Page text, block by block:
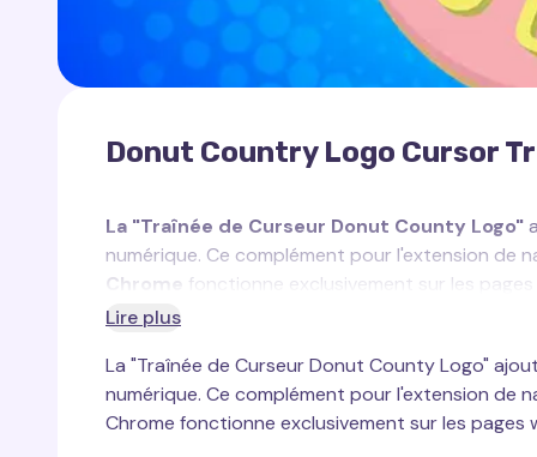
Donut Country Logo Cursor
La "Traînée de Curseur Donut County Logo"
numérique. Ce complément pour l'extension de
Chrome fonctionne exclusivement sur les
Inspirée par le logo emblématique du jeu
caractère insouciant et joyeux du jeu. Dans
Lire plus
La "Traînée de Curseur Donut County Logo"
numérique. Ce complément pour l'extension de
Chrome fonctionne exclusivement sur les pages